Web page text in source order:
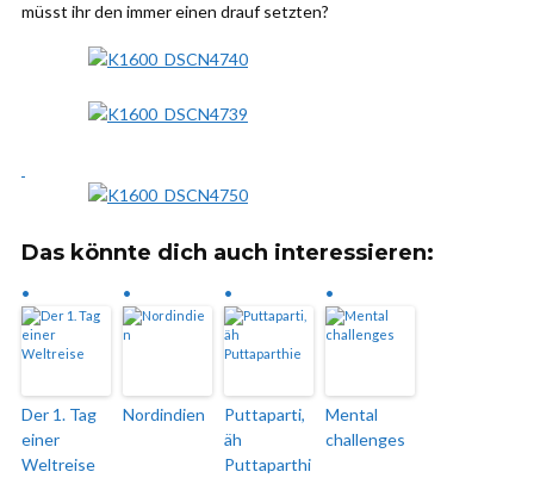
müsst ihr den immer einen drauf setzten?
Das könnte dich auch interessieren:
Der 1. Tag
einer
Weltreise
Nordindien
Puttaparti,
äh
Puttaparthi
Mental
challenges